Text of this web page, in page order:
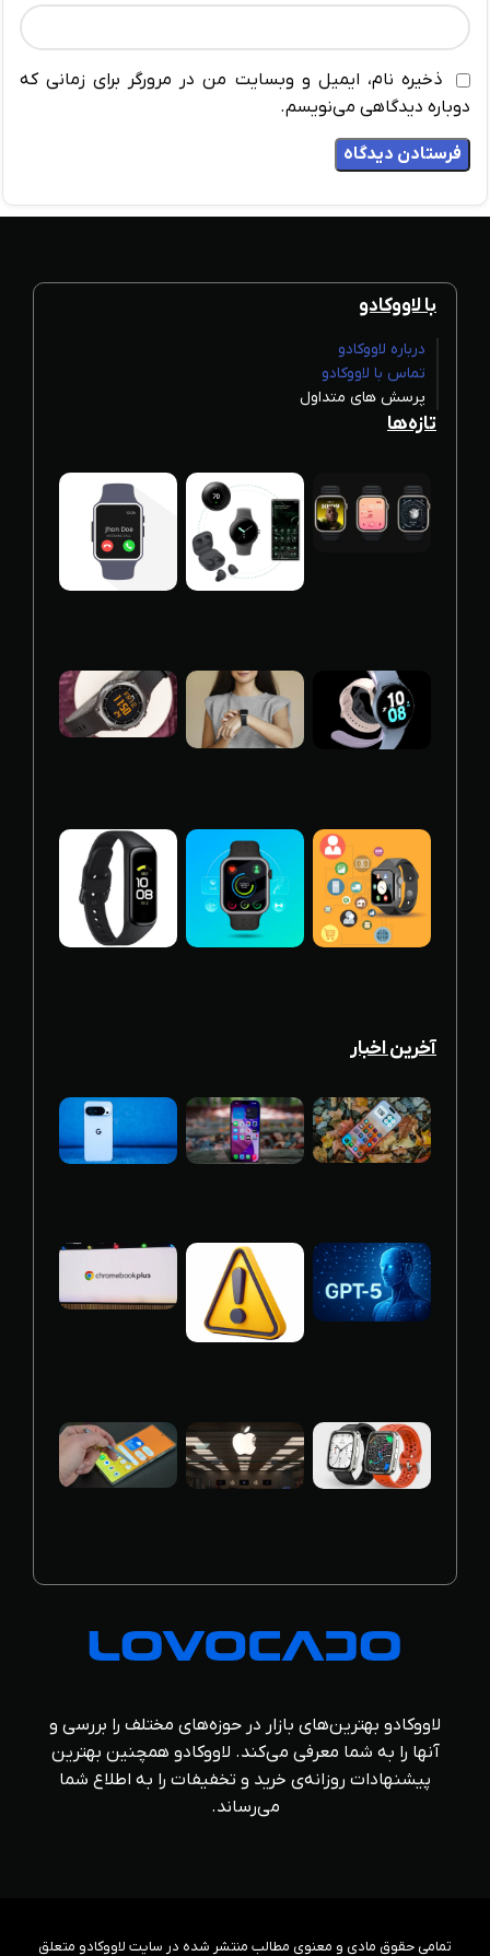
ذخیره نام، ایمیل و وبسایت من در مرورگر برای زمانی که
دوباره دیدگاهی می‌نویسم.
با لاووکادو
درباره لاووکادو
تماس با لاووکادو
پرسش های متداول
تازه‌ها
آخرین اخبار
لاووکادو بهترین‌های بازار در حوزه‌های مختلف را بررسی و
آنها را به شما معرفی می‌کند. لاووکادو همچنین بهترین
پیشنهادات روزانه‌ی خرید و تخفیفات را به اطلاع شما
می‌رساند.
تمامی حقوق مادی و معنوی مطالب منتشر شده در سایت لاووکادو متعلق